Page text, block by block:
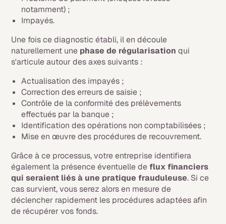
notamment) ;
Impayés.
Une fois ce diagnostic établi, il en découle
naturellement une phase de régularisationqui
s'articule autour des axes suivants :
Actualisation des impayés ;
Correction des erreurs de saisie ;
Contrôle de la conformité des prélèvements
effectués par la banque ;
Identification des opérations non comptabilisées ;
Mise en œuvre des procédures de recouvrement.
Grâce à ce processus, votre entreprise identifiera
également la présence éventuelle deflux financiers
qui seraient liés à une pratique frauduleuse. Si ce
cas survient, vous serez alors en mesure de
déclencher rapidement les procédures adaptées afin
de récupérer vos fonds.